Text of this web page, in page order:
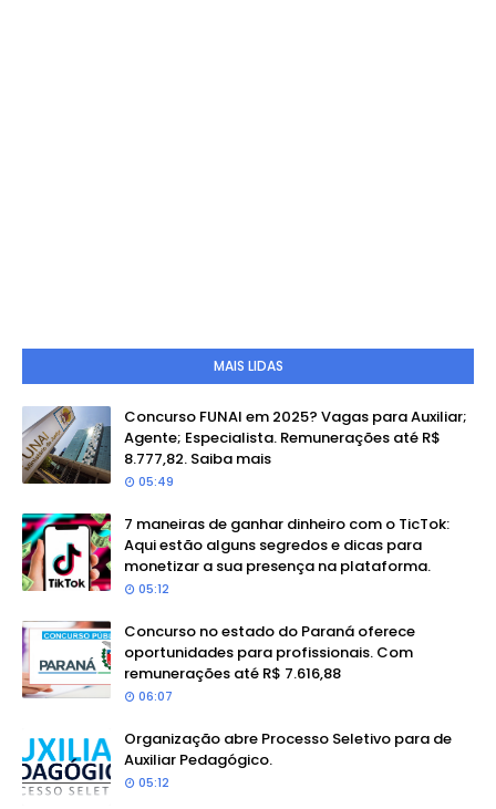
MAIS LIDAS
Concurso FUNAI em 2025? Vagas para Auxiliar;
Agente; Especialista. Remunerações até R$
8.777,82. Saiba mais
05:49
7 maneiras de ganhar dinheiro com o TicTok:
Aqui estão alguns segredos e dicas para
monetizar a sua presença na plataforma.
05:12
Concurso no estado do Paraná oferece
oportunidades para profissionais. Com
remunerações até R$ 7.616,88
06:07
Organização abre Processo Seletivo para de
Auxiliar Pedagógico.
05:12